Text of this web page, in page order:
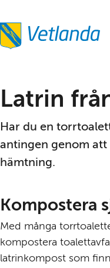
Latrin
Har du en
antingen genom att
hämtning.
Kompostera
Med många
kompostera
latrinkompost som